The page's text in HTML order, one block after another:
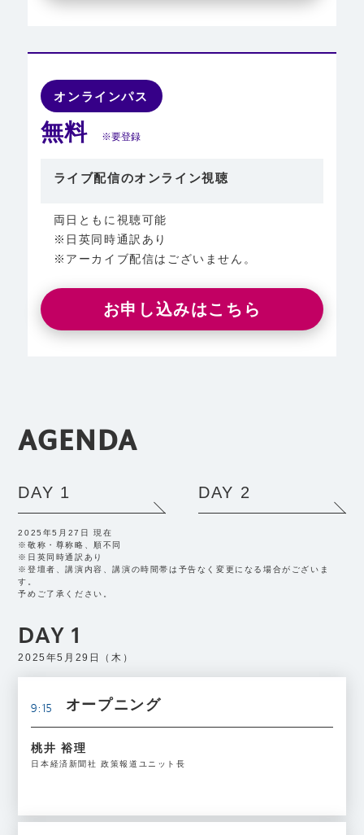
オンラインパス
無料 ※要登録
ライブ配信のオンライン視聴
両日ともに視聴可能
※日英同時通訳あり
※アーカイブ配信はございません。
お申し込みはこちら
AGENDA
DAY 1 DAY 2
2025年5月27日 現在
※敬称・尊称略、順不同
※日英同時通訳あり
※登壇者、講演内容、講演の時間帯は予告なく変更になる場合がございま
す。
予めご了承ください。
DAY 1
2025年5月29日（木）
9:15 オープニング
桃井 裕理
日本経済新聞社 政策報道ユニット長